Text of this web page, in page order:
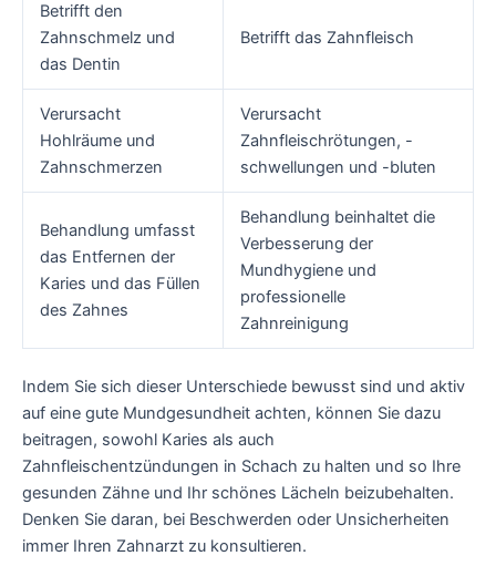
Betrifft den
Zahnschmelz und
das Dentin
Betrifft das Zahnfleisch
Verursacht
Hohlräume und
Zahnschmerzen
Verursacht
Zahnfleischrötungen, -
schwellungen und -bluten
Behandlung umfasst
das Entfernen der
Karies und das Füllen
des Zahnes
Behandlung beinhaltet die
Verbesserung der
Mundhygiene und
professionelle
Zahnreinigung
Indem Sie sich dieser Unterschiede bewusst sind und aktiv
auf eine gute Mundgesundheit achten, können Sie dazu
beitragen, sowohl Karies als auch
Zahnfleischentzündungen in Schach zu halten und so Ihre
gesunden Zähne und Ihr schönes Lächeln beizubehalten.
Denken Sie daran, bei Beschwerden oder Unsicherheiten
immer Ihren Zahnarzt zu konsultieren.